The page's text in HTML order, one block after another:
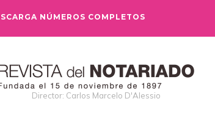
NÚMEROS COMPLETOS
Director: Carlos Marcelo D'Alessio